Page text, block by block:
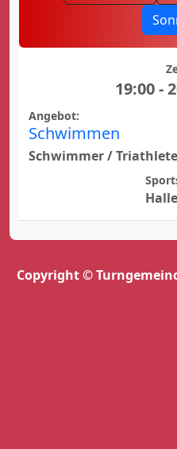
19:00 -
Angebot:
Schwimmen
Schwimmer /
Copyright ©